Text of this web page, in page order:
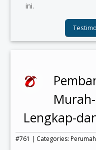
ini.
Lengkap-
#761 | Categories: